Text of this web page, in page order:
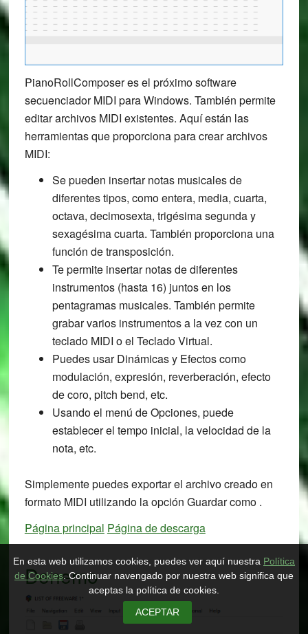
PianoRollComposer es el próximo software
secuenciador MIDI para Windows. También permite
editar archivos MIDI existentes. Aquí están las
herramientas que proporciona para crear archivos
MIDI:
Se pueden insertar notas musicales de
diferentes tipos, como entera, media, cuarta,
octava, decimosexta, trigésima segunda y
sexagésima cuarta. También proporciona una
función de transposición.
Te permite insertar notas de diferentes
instrumentos (hasta 16) juntos en los
pentagramas musicales. También permite
grabar varios instrumentos a la vez con un
teclado MIDI o el Teclado Virtual.
Puedes usar Dinámicas y Efectos como
modulación, expresión, reverberación, efecto
de coro, pitch bend, etc.
Usando el menú de Opciones, puede
establecer el tempo inicial, la velocidad de la
nota, etc.
Simplemente puedes exportar el archivo creado en
formato MIDI utilizando la opción Guardar como .
Página principal Página de descarga
Denemo
En esta web utilizamos cookies, puedes ver aquí nuestra Política
de Cookies. Continuar navengado por nuestra web significa que
aceptas la política de cookies.
ACEPTAR